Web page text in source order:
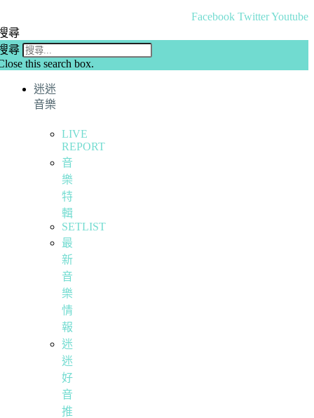
Facebook TwitterYoutube
尋
尋
this search box.
迷迷
音樂
LIVE
REPORT
音
樂
特
輯
SETLIST
最
新
音
樂
情
報
迷
迷
好
音
推